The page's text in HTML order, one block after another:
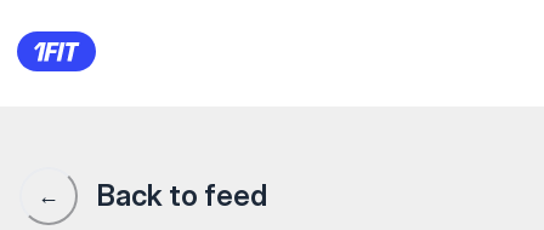
Пришлось ауызашарить
← Back to feed